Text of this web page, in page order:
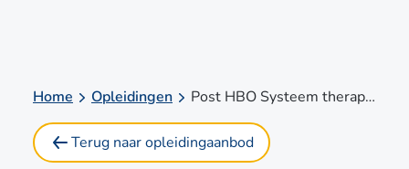
Home Opleidingen Post HBO Systeem therapeutisch werker: Met 12x supervisie
Terug naar opleidingaanbod